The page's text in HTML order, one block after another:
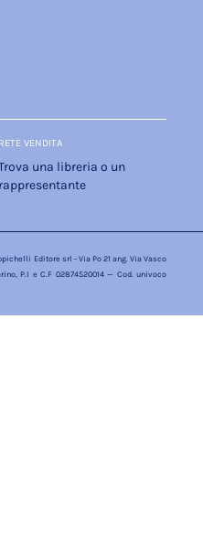
RETE VENDITA
una libreria o un
rappresentante
Editore srl - Via Po 21 ang. Via Vasco
P.I e C.F 02874520014 — Cod. univoco